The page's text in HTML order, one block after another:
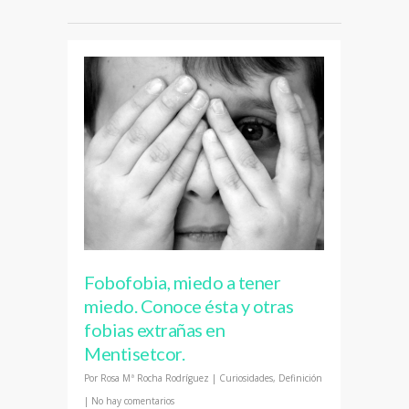
Fobofobia, miedo a tener
miedo. Conoce ésta y otras
fobias extrañas en
Mentisetcor.
Por Rosa Mª Rocha Rodríguez | Curiosidades, Definición
| No hay comentarios